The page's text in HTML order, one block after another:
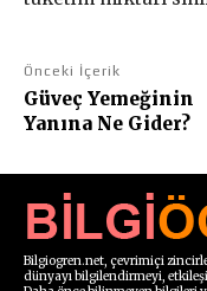
Önceki İçerik
Güveç Yemeğinin
Yanına Ne Gider?
Bilgiogren.net, çevrimiçi
dünyayı bilgilendirmeyi,